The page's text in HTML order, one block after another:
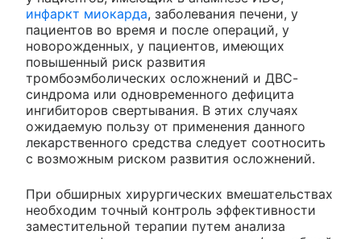
инфаркт миокарда, заболевания печени, у
пациентов во время и после операций, у
новорожденных, у пациентов, имеющих
повышенный риск развития
тромбоэмболических осложнений и ДВС-
синдрома или одновременного дефицита
ингибиторов свертывания. В этих случаях
ожидаемую пользу от применения данного
лекарственного средства следует соотносить
с возможным риском развития осложнений.
При обширных хирургических вмешательствах
необходим точный контроль эффективности
заместительной терапии путем анализа